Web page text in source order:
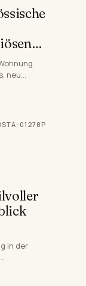
neu
01278P
in der